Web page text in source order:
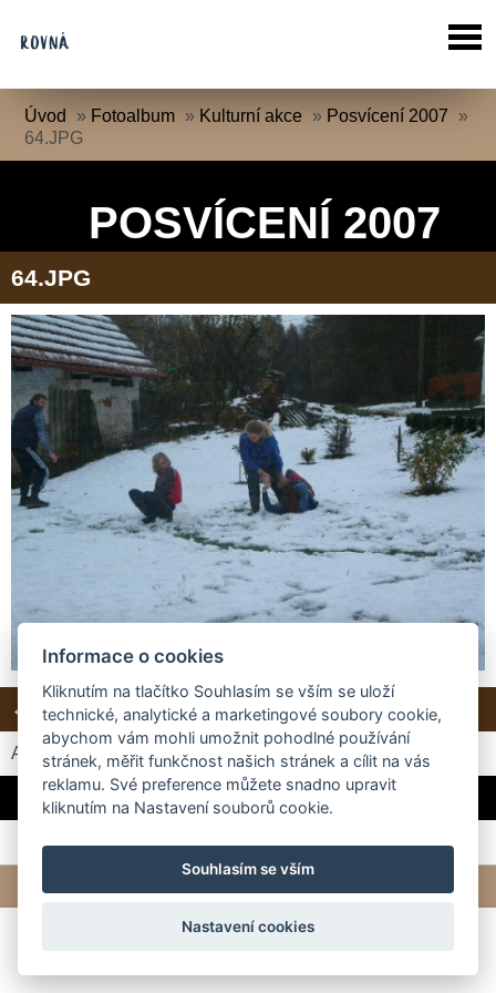
Úvod » Fotoalbum » Kulturní akce » Posvícení 2007 »
64.JPG
POSVÍCENÍ 2007
64.JPG
← Předchozí Další → Zpět do složky
Automatické procházení: 3| |5| | 7
(čas ve vteřinách)
... a dětská radost z prvního sněhu :-) Studí stejně jako loni :-)
Informace o cookies
Kliknutím na tlačítko Souhlasím se vším se uloží
technické, analytické a marketingové soubory cookie,
abychom vám mohli umožnit pohodlné používání
stránek, měřit funkčnost našich stránek a cílit na vás
reklamu. Své preference můžete snadno upravit
kliknutím na Nastavení souborů cookie.
Souhlasím se vším
Nastavení cookies